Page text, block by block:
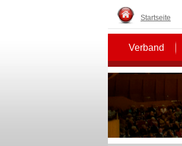
Startseite
Verband